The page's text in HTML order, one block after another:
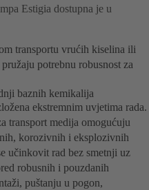
Estigia dostupna je u
transportu vrućih kiselina ili
potrebnu robusnost za
baznih kemikalija
ekstremnim uvjetima rada.
transport medija omogućuju
korozivnih i eksplozivnih
učinkovit rad bez smetnji uz
robusnih i pouzdanih
puštanju u pogon,